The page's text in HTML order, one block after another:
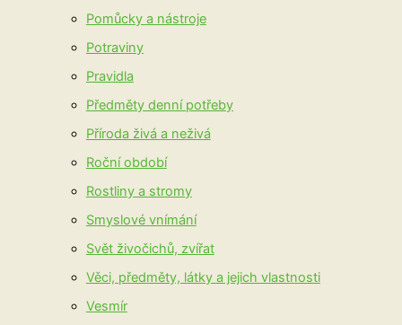
Pomůcky a nástroje
Potraviny
Pravidla
Předměty denní potřeby
Příroda živá a neživá
Roční období
Rostliny a stromy
Smyslové vnímání
Svět živočichů, zvířat
Věci, předměty, látky a jejich vlastnosti
Vesmír